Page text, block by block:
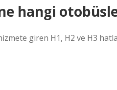
hangi
giren H1, H2 ve H3